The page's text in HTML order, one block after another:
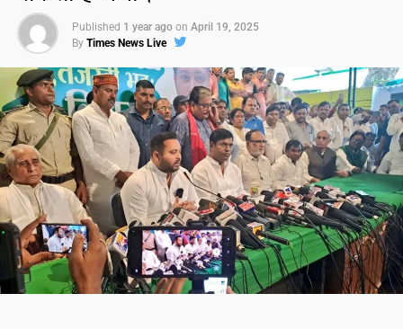
Like this:
Published 1 year ago on April 19, 2025
By Times News Live